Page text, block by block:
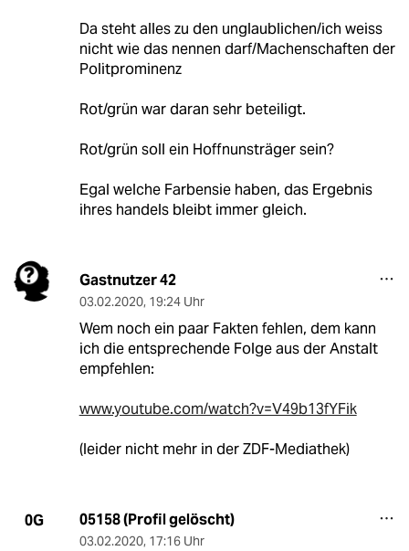
Da steht alles zu den unglaublichen/ich weiss
nicht wie das nennen darf/Machenschaften der
Politprominenz
Rot/grün war daran sehr beteiligt.
Rot/grün soll ein Hoffnunsträger sein?
Egal welche Farbensie haben, das Ergebnis
ihres handels bleibt immer gleich.
Gastnutzer 42
03.02.2020, 19:24 Uhr
Wem noch ein paar Fakten fehlen, dem kann
ich die entsprechende Folge aus der Anstalt
empfehlen:
www.youtube.com/watch?v=V49b13fYFik
(leider nicht mehr in der ZDF-Mediathek)
0G 05158 (Profil gelöscht)
03.02.2020, 17:16 Uhr